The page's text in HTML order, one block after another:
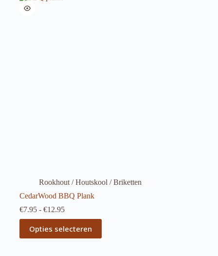
Rookhout / Houtskool / Briketten
CedarWood BBQ Plank
€7.95 - €12.95Prijsklasse:
€7.95
tot
Opties selecteren
Dit
product
heeft